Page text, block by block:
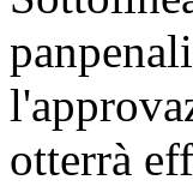
otterrà